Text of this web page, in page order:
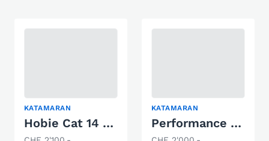
KATAMARAN
Hobie Cat 14 Turbo
KATAMARAN
Performance Dart 16